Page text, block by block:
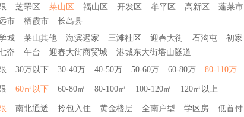
芝罘区 莱山区 福山区 开发区 牟平区 高新区 蓬莱市
市
栖霞市 长岛县
城 莱山其他 海滨迟家 三滩社区 迎春大街 石沟屯 初家
夼
午台 迎春大街商贸城 港城东大街塔山隧道
30万以下 30-40万 40-50万 50-60万 60-80万 80-110万
60㎡以下 60-80㎡ 80-100㎡ 100-120㎡ 120㎡以上
南北通透 拎包入住 黄金楼层 全南户型 学区房 低首付